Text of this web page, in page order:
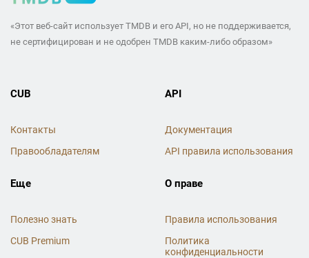
«Этот веб-сайт использует TMDB и его API, но не поддерживается,
не сертифицирован и не одобрен TMDB каким-либо образом»
CUB
Контакты
Правообладателям
API
Документация
API правила использования
Еще
Полезно знать
CUB Premium
О праве
Правила использования
Политика
конфиденциальности